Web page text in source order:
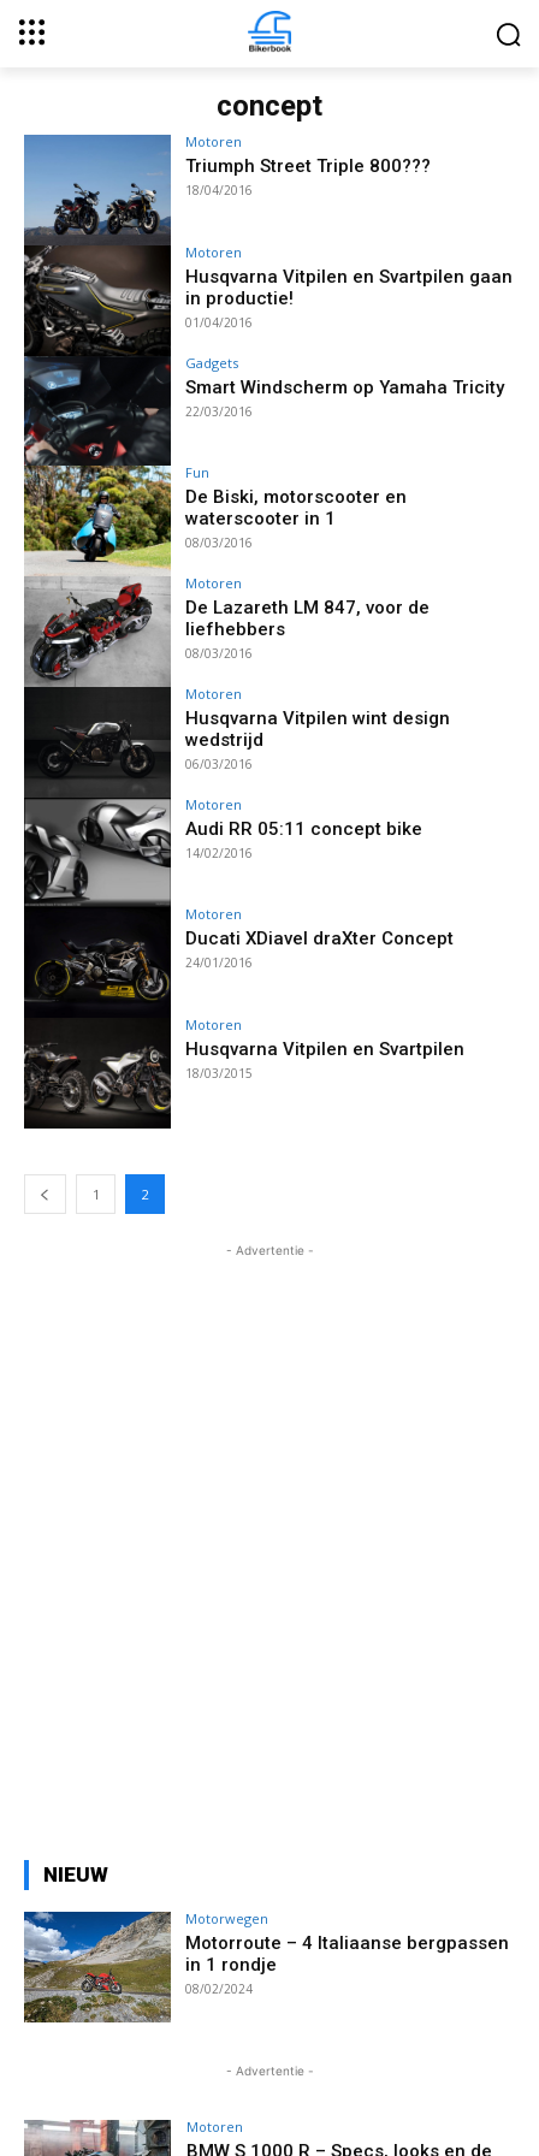
concept
Motoren
Triumph Street Triple 800???
18/04/2016
Motoren
Husqvarna Vitpilen en Svartpilen gaan
in productie!
01/04/2016
Gadgets
Smart Windscherm op Yamaha Tricity
22/03/2016
Fun
De Biski, motorscooter en
waterscooter in 1
08/03/2016
Motoren
De Lazareth LM 847, voor de
liefhebbers
08/03/2016
Motoren
Husqvarna Vitpilen wint design
wedstrijd
06/03/2016
Motoren
Audi RR 05:11 concept bike
14/02/2016
Motoren
Ducati XDiavel draXter Concept
24/01/2016
Motoren
Husqvarna Vitpilen en Svartpilen
18/03/2015
1 2
- Advertentie -
NIEUW
Motorwegen
Motorroute – 4 Italiaanse bergpassen
in 1 rondje
08/02/2024
- Advertentie -
Motoren
BMW S 1000 R – Specs, looks en de